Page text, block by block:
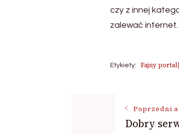
czy z innej
zalewać internet.
Etykiety: Fajny
Nawigacja
Poprzedni
Dobry